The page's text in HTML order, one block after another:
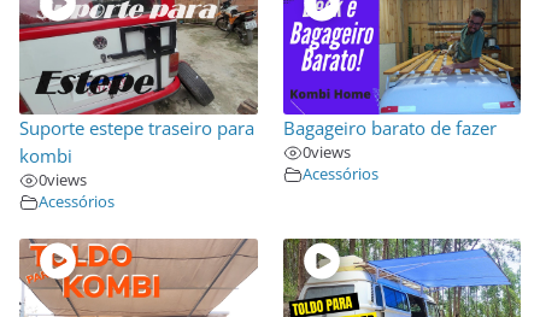
Suporte estepe traseiro para
kombi
0views
Acessórios
Bagageiro barato de fazer
0views
Acessórios